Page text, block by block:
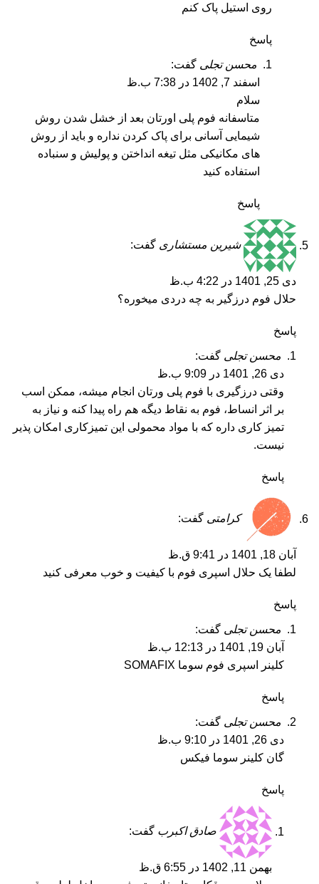
روی استیل پاک کنم
پاسخ
محسن تجلی گفت:
اسفند 7, 1402 در 7:38 ب.ظ
سلام
متاسفانه فوم پلی اورتان بعد از خشل شدن روش
شیمایی آسانی برای پاک کردن نداره و باید از روش
های مکانیکی مثل تیغه انداختن و پولیش و سنباده
استفاده کنید
پاسخ
شیرین مستشاری گفت:
دی 25, 1401 در 4:22 ب.ظ
حلال فوم درزگیر به چه دردی میخوره؟
پاسخ
محسن تجلی گفت:
دی 26, 1401 در 9:09 ب.ظ
وقتی درزگیری با فوم پلی ورتان انجام میشه، ممکن اسب
بر اثر انساط، فوم به نقاط دیگه هم راه پیدا کنه و نیاز به
تمیز کاری داره که با مواد محمولی این تمیزکاری امکان پذیر
نیست.
پاسخ
کرامتی گفت:
آبان 18, 1401 در 9:41 ق.ظ
لطفا یک حلال اسپری فوم با کیفیت و خوب معرفی کنید
پاسخ
محسن تجلی گفت:
آبان 19, 1401 در 12:13 ب.ظ
کلینر اسپری فوم سوما SOMAFIX
پاسخ
محسن تجلی گفت:
دی 26, 1401 در 9:10 ب.ظ
گان کلینر سوما فیکس
پاسخ
صادق اکبرب گفت:
بهمن 11, 1402 در 6:55 ق.ظ